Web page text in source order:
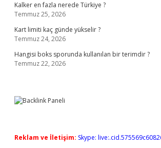
Kalker en fazla nerede Türkiye ?
Temmuz 25, 2026
Kart limiti kaç günde yükselir ?
Temmuz 24, 2026
Hangisi boks sporunda kullanılan bir terimdir ?
Temmuz 22, 2026
Reklam ve İletişim: Skype: